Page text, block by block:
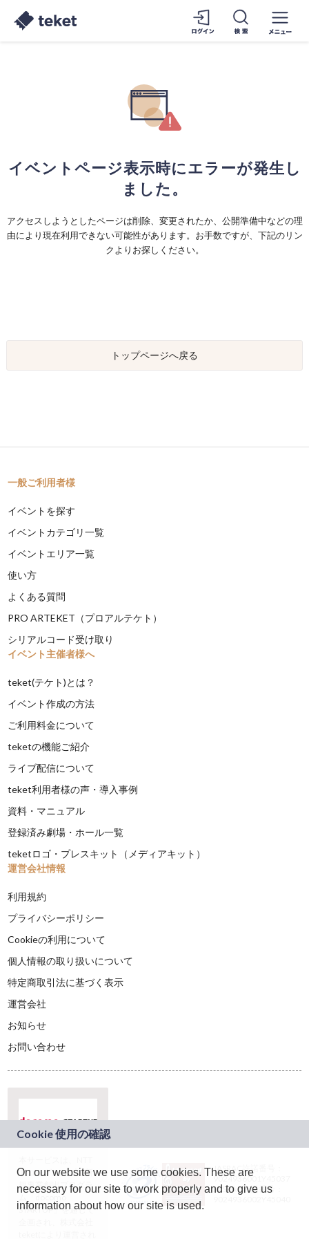
イベントページ表示時にエラーが発生し
ました。
アクセスしようとしたページは削除、変更されたか、公開準備中などの理
由により現在利用できない可能性があります。お手数ですが、下記のリン
クよりお探しください。
トップページへ戻る
一般ご利用者様
イベントを探す
イベントカテゴリ一覧
イベントエリア一覧
使い方
よくある質問
PRO ARTEKET（プロアルテケト）
シリアルコード受け取り
イベント主催者様へ
teket(テケト)とは？
イベント作成の方法
ご利用料金について
teketの機能ご紹介
ライブ配信について
teket利用者様の声・導入事例
資料・マニュアル
登録済み劇場・ホール一覧
teketロゴ・プレスキット（メディアキット）
運営会社情報
利用規約
プライバシーポリシー
Cookieの利用について
個人情報の取り扱いについて
特定商取引法に基づく表示
運営会社
お知らせ
お問い合わせ
ドコモグループの新
規事業創出プログラ
ム「docomo
STARTUP」を通じて
JASRAC許諾番号：
9024936001Y45037
JASRAC許諾番号：
On our website we use some cookies. These are
necessary for our site to work properly and to give us
information about how our site is used.